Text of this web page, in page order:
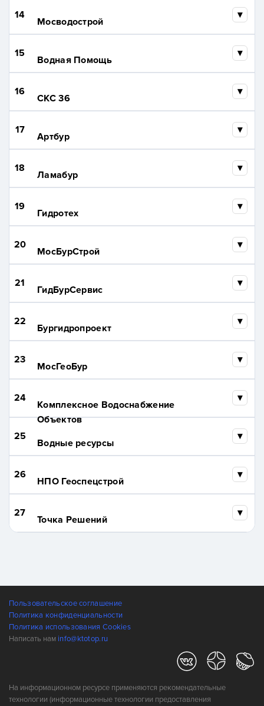
14
Мосводострой
15
Водная Помощь
16
СКС 36
17
Артбур
18
Ламабур
19
Гидротех
20
МосБурСтрой
21
ГидБурСервис
22
Бургидропроект
23
МосГеоБур
24
Комплексное Водоснабжение
Объектов
25
Водные ресурсы
26
НПО Геоспецстрой
27
Точка Решений
Пользовательское соглашение
Политика конфиденциальности
Политика использования Cookies
Написать нам info@ktotop.ru
На информационном ресурсе применяются рекомендательные
технологии (информационные технологии предоставления